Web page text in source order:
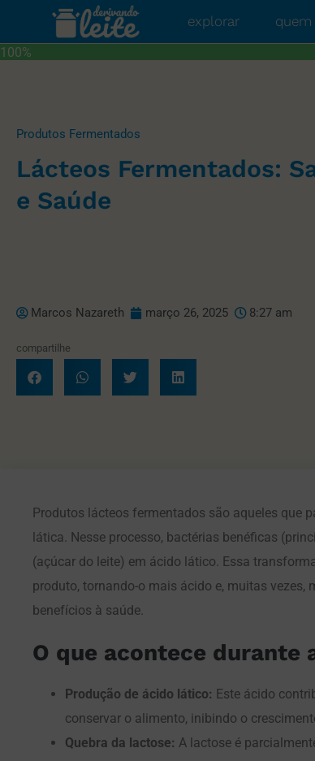
explorar
100%
Produtos Fermentados
Lácteos Fermentados:
e Saúde
Marcos Nazareth março 26, 2025 8:27 am
compartilhe
Produtos lácteos fermentados são aqueles que
lática. Nesse processo, bactérias benéficas
(açúcar do leite) em ácido lático. Essa
produto, tornando-o mais ácido e, muitas vezes,
benefícios à saúde.
O que acontece durante
Produção de ácido lático: Este ácido
conservar o alimento, inibindo o
Quebra da lactose: A lactose é